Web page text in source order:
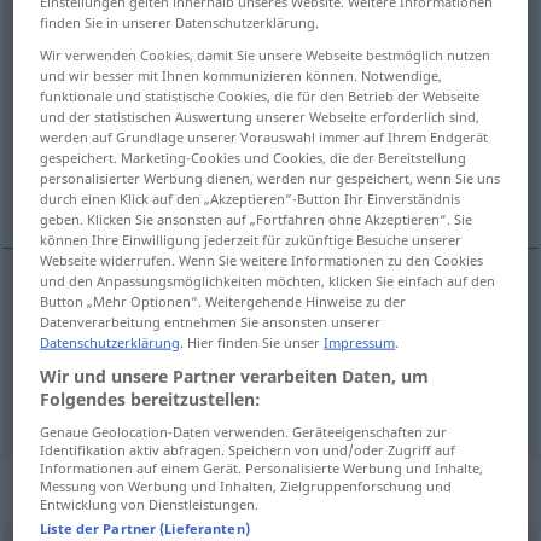
Übersicht aller Übersetzungen
(Für mehr Details die Übersetzung anklicken/antippen)
хлопать <-нуть >
выбалтывать <выболтать >
хлопать<-нуть > klatschen Beifall
выбалтывать<выболтать >
„klatschen“: intransitives Verb
finden Sie in unserer Datenschutzerklärung.
Wir verwenden Cookies, damit Sie unsere Webseite bestmöglich nutzen
und wir besser mit Ihnen kommunizieren können. Notwendige,
funktionale und statistische Cookies, die für den Betrieb der Webseite
und der statistischen Auswertung unserer Webseite erforderlich sind,
werden auf Grundlage unserer Vorauswahl immer auf Ihrem Endgerät
gespeichert. Marketing-Cookies und Cookies, die der Bereitstellung
personalisierter Werbung dienen, werden nur gespeichert, wenn Sie uns
durch einen Klick auf den „Akzeptieren“-Button Ihr Einverständnis
geben. Klicken Sie ansonsten auf „Fortfahren ohne Akzeptieren“. Sie
können Ihre Einwilligung jederzeit für zukünftige Besuche unserer
Webseite widerrufen. Wenn Sie weitere Informationen zu den Cookies
und den Anpassungsmöglichkeiten möchten, klicken Sie einfach auf den
Button „Mehr Optionen“. Weitergehende Hinweise zu der
Datenverarbeitung entnehmen Sie ansonsten unserer
Datenschutzerklärung. Hier finden Sie unserImpressum.
Wir und unsere Partner verarbeiten Daten, um
Folgendes bereitzustellen:
Genaue Geolocation-Daten verwenden. Geräteeigenschaften zur
Identifikation aktiv abfragen. Speichern von und/oder Zugriff auf
Informationen auf einem Gerät. Personalisierte Werbung und Inhalte,
Messung von Werbung und Inhalten, Zielgruppenforschung und
Entwicklung von Dienstleistungen.
Liste der Partner (Lieferanten)